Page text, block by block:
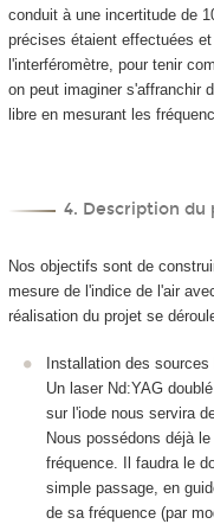
conduit à une incertitude de
précises étaient effectuées
l'interféromètre, pour tenir
on peut imaginer s'affranchir
libre en mesurant les
4. Description du
Nos objectifs sont de
mesure de l'indice de l'air
réalisation du projet se
Installation des
Un laser Nd:YAG
sur l'iode nous servira
Nous possédons déjà
fréquence. Il faudra le
simple passage, en
de sa fréquence (par